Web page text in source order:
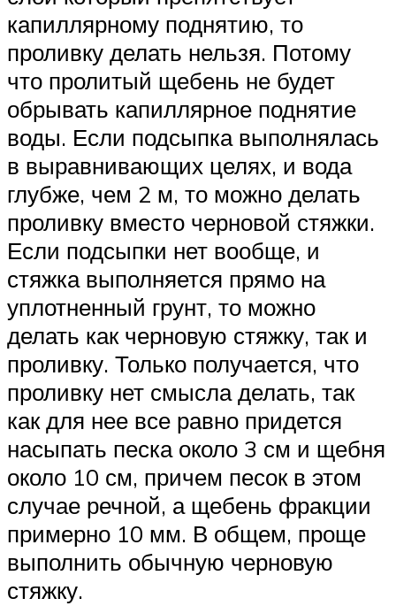
капиллярному поднятию, то
проливку делать нельзя. Потому
что пролитый щебень не будет
обрывать капиллярное поднятие
воды. Если подсыпка выполнялась
в выравнивающих целях, и вода
глубже, чем 2 м, то можно делать
проливку вместо черновой стяжки.
Если подсыпки нет вообще, и
стяжка выполняется прямо на
уплотненный грунт, то можно
делать как черновую стяжку, так и
проливку. Только получается, что
проливку нет смысла делать, так
как для нее все равно придется
насыпать песка около 3 см и щебня
около 10 см, причем песок в этом
случае речной, а щебень фракции
примерно 10 мм. В общем, проще
выполнить обычную черновую
стяжку.